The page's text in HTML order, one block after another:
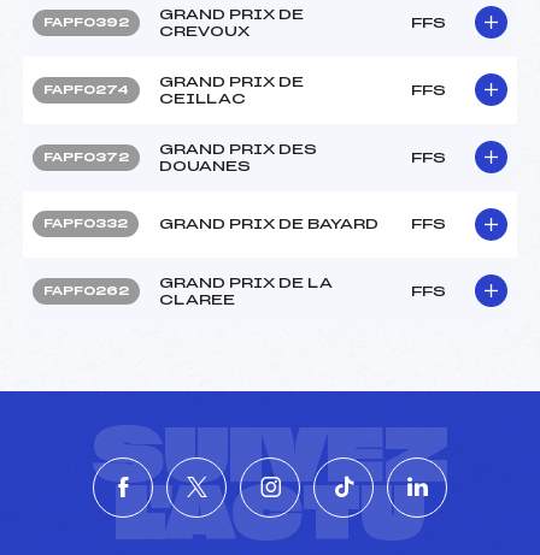
FAPF0392
GRAND PRIX DE
CREVOUX
FFS
FAPF0274
GRAND PRIX DE
CEILLAC
FFS
FAPF0372
GRAND PRIX DES
DOUANES
FFS
FAPF0332 GRAND PRIX DE BAYARD FFS
FAPF0262
GRAND PRIX DE LA
CLAREE
FFS
SUIVEZ
L'ACTU